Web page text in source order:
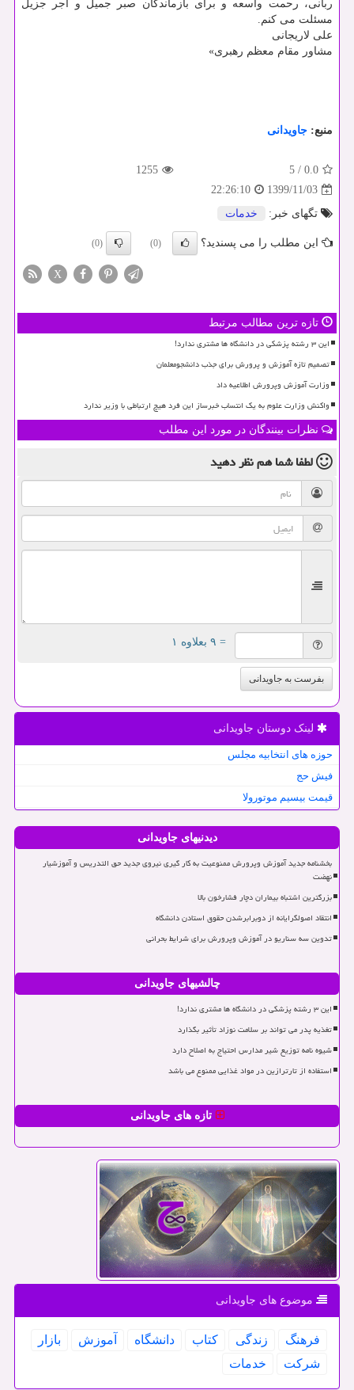
ربانی، رحمت واسعه و برای بازماندگان صبر جمیل و اجر جزیل
مسئلت می کنم.
علی لاریجانی
مشاور مقام معظم رهبری»
منبع: جاویدانی
0.0
/
5
1255
1399/11/03
22:26:10
تگهای خبر:
خدمات
این مطلب را می پسندید؟ (0)
(0)
X
تازه ترین مطالب مرتبط
این ۳ رشته پزشکی در دانشگاه ها مشتری ندارد!
تصمیم تازه آموزش و پرورش برای جذب دانشجومعلمان
وزارت آموزش وپرورش اطلاعیه داد
واکنش وزارت علوم به یک انتساب خبرساز این فرد هیچ ارتباطی با وزیر ندارد
نظرات بینندگان در مورد این مطلب
لطفا شما همنظر دهید
= ۹ بعلاوه ۱
بفرست به جاویدانی
لینک دوستان جاویدانی
حوزه های انتخابیه مجلس
فیش حج
قیمت بیسیم موتورولا
دیدنیهای جاویدانی
بخشنامه جدید آموزش وپرورش ممنوعیت به کار گیری نیروی جدید حق التدریس و آموزشیار
نهضت
بزرگترین اشتباه بیماران دچار فشارخون بالا
انتقاد اصولگرایانه از دوبرابرشدن حقوق استادن دانشگاه
تدوین سه سناریو در آموزش وپرورش برای شرایط بحرانی
چالشیهای جاویدانی
این ۳ رشته پزشکی در دانشگاه ها مشتری ندارد!
تغذیه پدر می تواند بر سلامت نوزاد تأثیر بگذارد
شیوه نامه توزیع شیر مدارس احتیاج به اصلاح دارد
استفاده از تارترازین در مواد غذایی ممنوع می باشد
تازه های جاویدانی
موضوع های جاویدانی
فرهنگ زندگی كتاب دانشگاه آموزش
بازار
شركت
خدمات